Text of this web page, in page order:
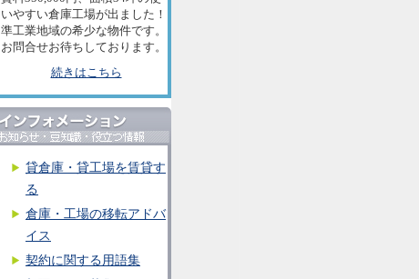
いやすい倉庫工場が出ました！
準工業地域の希少な物件です。
お問合せお待ちしております。
続きはこちら
貸倉庫・貸工場を賃貸す
る
倉庫・工場の移転アドバ
イス
契約に関する用語集